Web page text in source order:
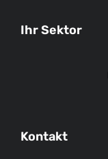
Ihr Sektor
Kontakt